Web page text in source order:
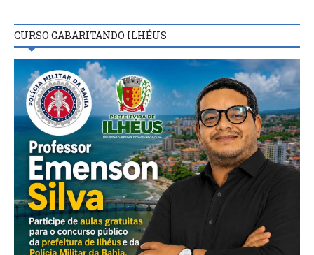
CURSO GABARITANDO ILHÉUS